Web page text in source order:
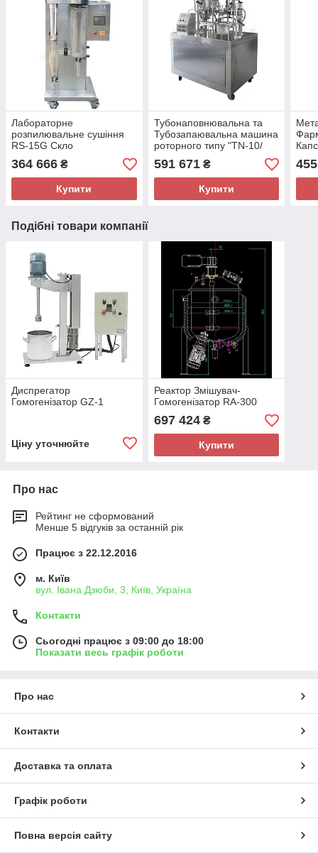
Лабораторне
розпилювальне сушіння
RS-15G Скло
364 666 ₴
Купити
Тубонаповнювальна та
Тубозапаювальна машина
роторного типу "TN-10/
NF-30"
591 671₴
Купити
Подібні товари компанії
Диспрегатор
Гомогенізатор GZ-1
Ціну уточнюйте
Реактор Змішувач-
Гомогенізатор RA-300
697 424₴
Купити
Про нас
Рейтинг не сформований
Менше 5 відгуків за останній рік
Працює з 22.12.2016
м. Київ
вул. Івана Дзюби, 3, Київ, Україна
Контакти
Сьогодні працює з 09:00 до 18:00
Показати весь графік роботи
Про нас
Контакти
Доставка та оплата
Графік роботи
Повна версія сайту